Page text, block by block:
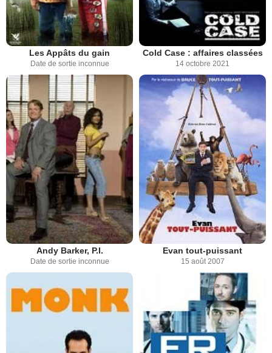
Les Appâts du gain
Date de sortie inconnue
Cold Case : affaires classées
14 octobre 2021
Andy Barker, P.I.
Date de sortie inconnue
Evan tout-puissant
15 août 2007